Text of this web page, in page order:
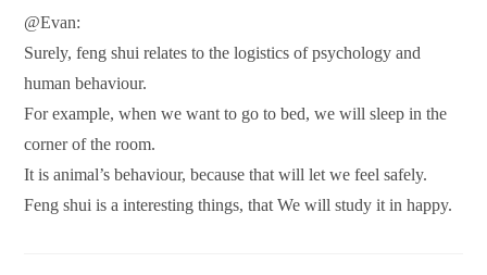
@Evan:
Surely, feng shui relates to the logistics of psychology and
human behaviour.
For example, when we want to go to bed, we will sleep in the
corner of the room.
It is animal’s behaviour, because that will let we feel safely.
Feng shui is a interesting things, that We will study it in happy.